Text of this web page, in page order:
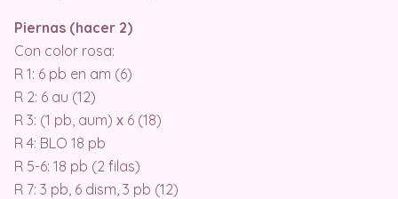
Piernas (hacer 2)
Con color rosa:
R 1: 6 pb en am (6)
R 2: 6 au (12)
R 3: (1 pb, aum) х 6 (18)
R 4: BLO 18 pb
R 5-6: 18 pb (2 filas)
R 7: 3 pb, 6 dism, 3 pb (12)